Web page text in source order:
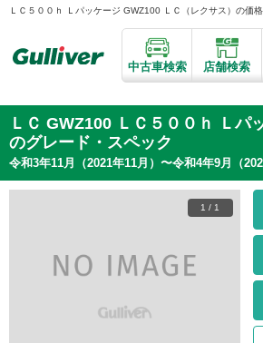
ＬＣ５００ｈ Ｌパッケージ GWZ100 ＬＣ（レクサス）の
中古車検索 店舗検索
ＬＣ GWZ100 ＬＣ５００ｈ Ｌパ
のグレード・スペック
令和3年11月（2021年11月）〜令和4年9月（
1 / 1